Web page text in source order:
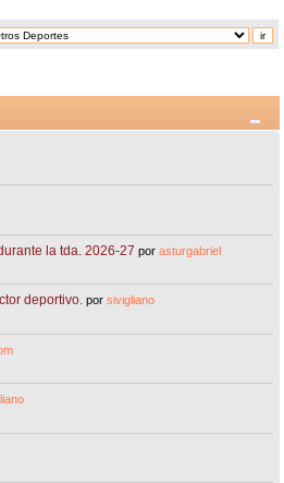
la tda. 2026-27 porasturgabriel
deportivo. porsivigliano